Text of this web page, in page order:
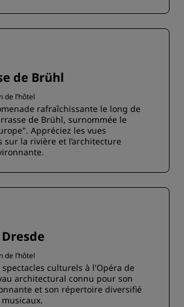
de Brühl
de l’hôtel
rafraîchissante le long de
de Brühl, surnommée le
Appréciez les vues
sur la rivière et l’architecture
de l’hôtel
spectacles culturels à l'Opéra de
architectural connu pour son
et son répertoire diversifié